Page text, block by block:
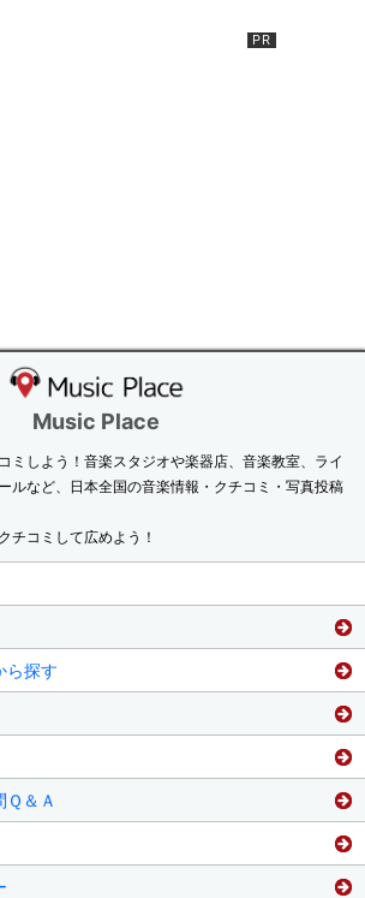
Music Place
ミしよう！音楽スタジオや楽器店、音楽教室、ライ
ルなど、日本全国の音楽情報・クチコミ・写真投稿
チコミして広めよう！
ら探す
＆Ａ